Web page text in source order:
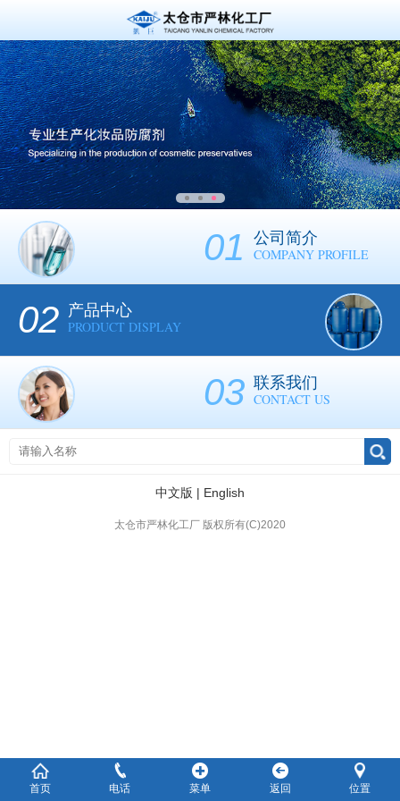
01 公司简介
COMPANY PROFILE
02 产品中心
PRODUCT DISPLAY
03 联系我们
CONTACT US
中文版 | English
太仓市严林化工厂 版权所有(C)2020
首页 电话 菜单 返回 位置